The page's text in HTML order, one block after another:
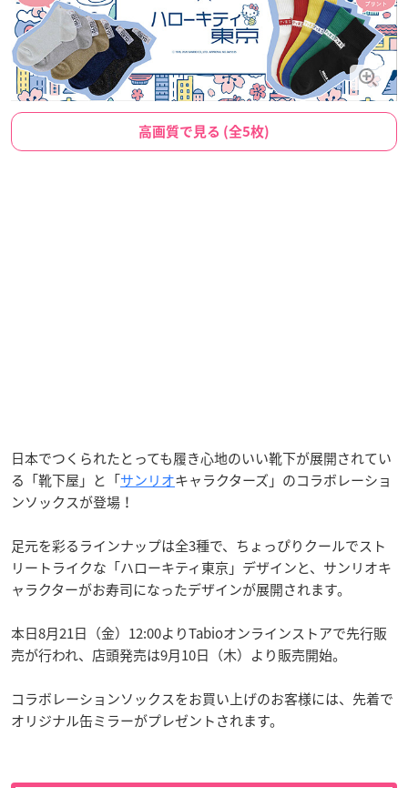
高画質で見る (全5枚)
日本でつくられたとっても履き心地のいい靴下が展開されてい
る「靴下屋」と「サンリオキャラクターズ」のコラボレーショ
ンソックスが登場！
足元を彩るラインナップは全3種で、ちょっぴりクールでスト
リートライクな「ハローキティ東京」デザインと、サンリオキ
ャラクターがお寿司になったデザインが展開されます。
本日8月21日（金）12:00よりTabioオンラインストアで先行販
売が行われ、店頭発売は9月10日（木）より販売開始。
コラボレーションソックスをお買い上げのお客様には、先着で
オリジナル缶ミラーがプレゼントされます。